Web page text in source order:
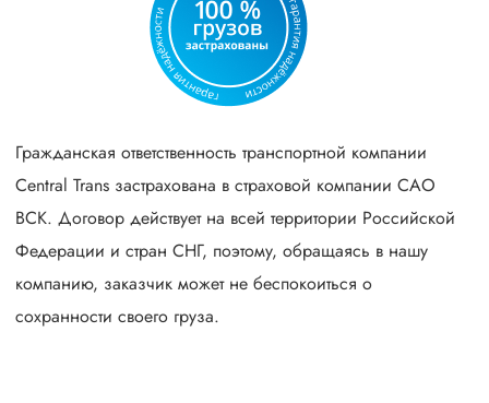
Гражданская ответственность транспортной компании
Central Trans застрахована в страховой компании САО
ВСК. Договор действует на всей территории Российской
Федерации и стран СНГ, поэтому, обращаясь в нашу
компанию, заказчик может не беспокоиться о
сохранности своего груза.